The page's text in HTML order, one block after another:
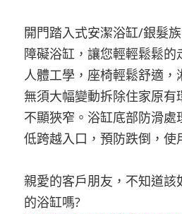
開門踏入式安潔浴缸/銀髮
障礙浴缸，讓您輕輕鬆鬆
人體工學，座椅輕鬆舒適，
無須大幅變動拆除住家原
不顯狹窄。浴缸底部防滑處
低跨越入口，預防跌倒，使
親愛的客戶朋友，不知道該
的浴缸嗎?